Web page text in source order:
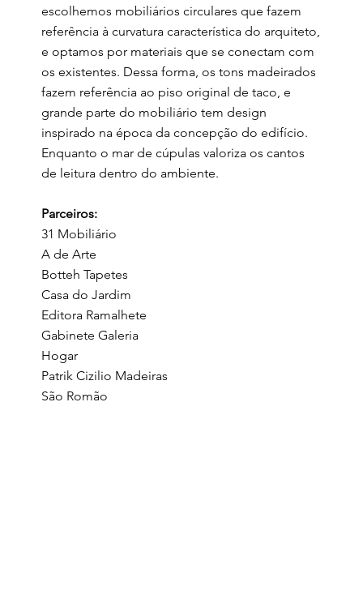
escolhemos mobiliários circulares que fazem
referência à curvatura característica do arquiteto,
e optamos por materiais que se conectam com
os existentes. Dessa forma, os tons madeirados
fazem referência ao piso original de taco, e
grande parte do mobiliário tem design
inspirado na época da concepção do edifício.
Enquanto o mar de cúpulas valoriza os cantos
de leitura dentro do ambiente.
Parceiros:
31 Mobiliário
A de Arte
Botteh Tapetes
Casa do Jardim
Editora Ramalhete
Gabinete Galeria
Hogar
Patrik Cizilio Madeiras
São Romão